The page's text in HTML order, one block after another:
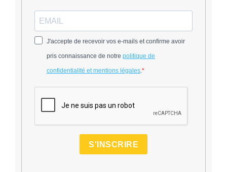
J'accepte de recevoir vos e-mails et confirme avoir
pris connaissance de notre politique de
confidentialité et mentions légales.
S'INSCRIRE